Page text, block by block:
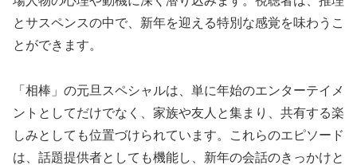
とサスペンスの中で、新年を迎える特別な感覚を味わうこ
とができます。
「相棒」の元旦スペシャルは、単に年始のエンターテイメ
ントとしてだけでなく、家族や友人と集まり、共有する楽
しみとしても位置づけられています。これらのエピソード
は、話題提供者としても機能し、新年の会話のきっかけと